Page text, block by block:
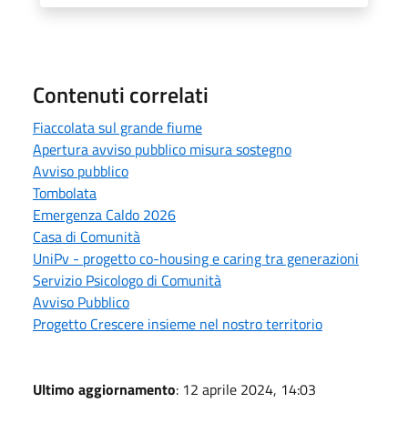
Contenuti correlati
Fiaccolata sul grande fiume
Apertura avviso pubblico misura sostegno
Avviso pubblico
Tombolata
Emergenza Caldo 2026
Casa di Comunità
UniPv - progetto co-housing e caring tra generazioni
Servizio Psicologo di Comunità
Avviso Pubblico
Progetto Crescere insieme nel nostro territorio
Ultimo aggiornamento: 12 aprile 2024, 14:03